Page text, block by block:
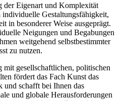
der Eigenart und Komplexität
individuelle Gestaltungsfähigkeit,
in besonderer Weise ausgeprägt.
Neigungen und Begabungen
weitgehend selbstbestimmter
zu nutzen.
mit gesellschaftlichen, politischen
fördert das Fach Kunst das
und schafft bei Ihnen das
und globale Herausforderungen